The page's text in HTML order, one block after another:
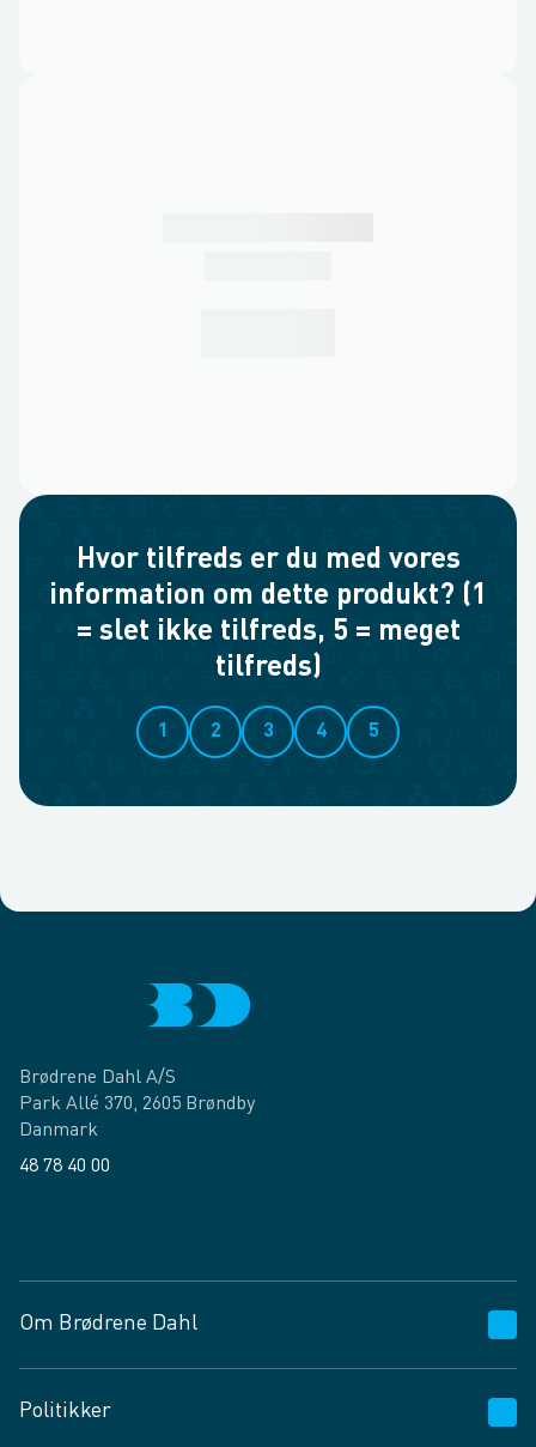
Hvor tilfreds er du med vores
information om dette produkt? (1
= slet ikke tilfreds, 5 = meget
tilfreds)
1 2 3 4 5
Brødrene Dahl A/S
Park Allé 370, 2605 Brøndby
Danmark
48 78 40 00
Om Brødrene Dahl
Vagttelefon 30 10 89 89
Politikker